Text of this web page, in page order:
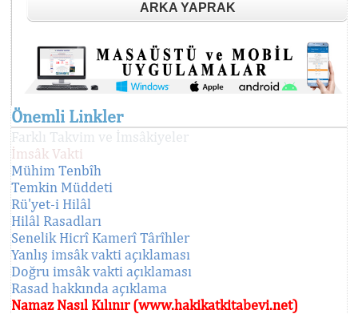
ARKA YAPRAK
Önemli Linkler
Farklı Takvim ve İmsâkiyeler
İmsâk Vakti
Mühim Tenbîh
Temkin Müddeti
Rü'yet-i Hilâl
Hilâl Rasadları
Senelik Hicrî Kamerî Târîhler
Yanlış imsâk vakti açıklaması
Doğru imsâk vakti açıklaması
Rasad hakkında açıklama
Namaz Nasıl Kılınır (www.hakikatkitabevi.net)